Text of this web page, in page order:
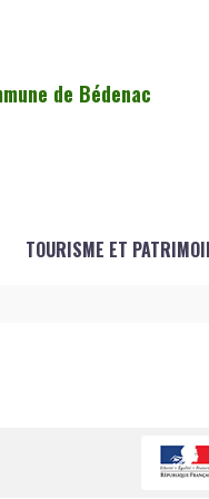
de Bédenac
TOURISME ET